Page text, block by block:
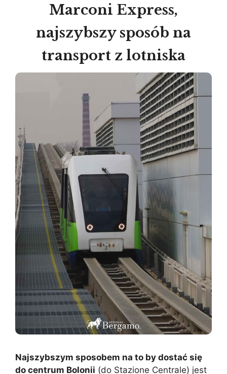
Marconi Express,
najszybszy sposób na
transport z lotniska
Najszybszym sposobem na to by dostać się
do centrum Bolonii (do Stazione Centrale) jest